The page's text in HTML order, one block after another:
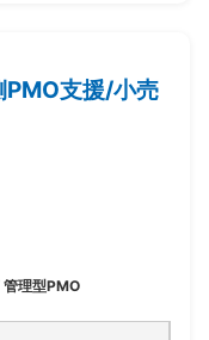
PMO支援/小売
理型PMO